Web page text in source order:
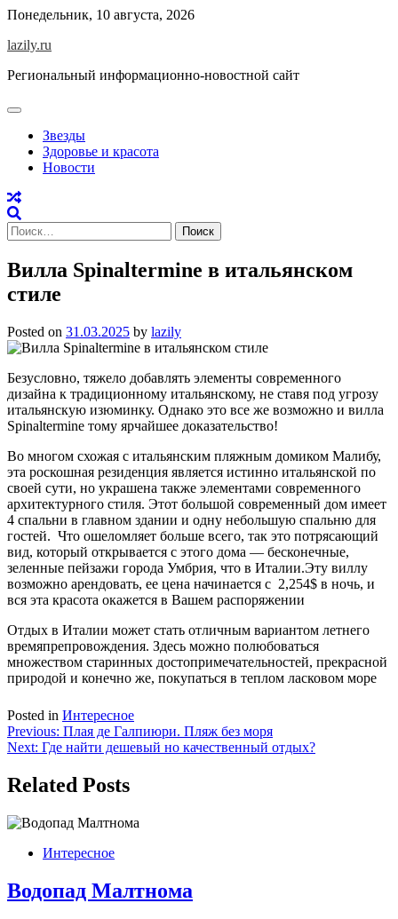
Skip
content
Понедельник, 10 августа, 2026
lazily.ru
Региональный информационно-новостной сайт
Звезды
Здоровье и красота
Новости
Найти:
Вилла Spinaltermine в итальянском
стиле
Posted on 31.03.2025 by lazily
Безусловно, тяжело добавлять элементы современного
дизайна к традиционному итальянскому, не ставя под угрозу
итальянскую изюминку. Однако это все же возможно и вилла
Spinaltermine тому ярчайшее доказательство!
Во многом схожая с итальянским пляжным домиком Малибу,
эта роскошная резиденция является истинно итальянской по
своей сути, но украшена также элементами современного
архитектурного стиля. Этот большой современный дом имеет
4 спальни в главном здании и одну небольшую спальню для
гостей. Что ошеломляет больше всего, так это потрясающий
вид, который открывается с этого дома — бесконечные,
зеленные пейзажи города Умбрия, что в Италии.Эту виллу
возможно арендовать, ее цена начинается с 2,254$ в ночь, и
вся эта красота окажется в Вашем распоряжении
Отдых в Италии может стать отличным вариантом летнего
времяпрепровождения. Здесь можно полюбоваться
множеством старинных достопримечательностей, прекрасной
природой и конечно же, покупаться в теплом ласковом море
Posted in Интересное
Навигация
по
записям
Previous: Плая де Галпиюри. Пляж без моря
Next: Где найти дешевый но качественный отдых?
Related Posts
Интересное
Водопад Малтнома